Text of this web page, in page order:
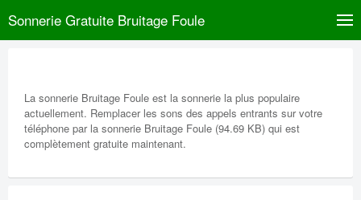
Sonnerie Gratuite Bruitage Foule
La sonnerie Bruitage Foule est la sonnerie la plus populaire
actuellement. Remplacer les sons des appels entrants sur votre
téléphone par la sonnerie Bruitage Foule (94.69 KB) qui est
complètement gratuite maintenant.